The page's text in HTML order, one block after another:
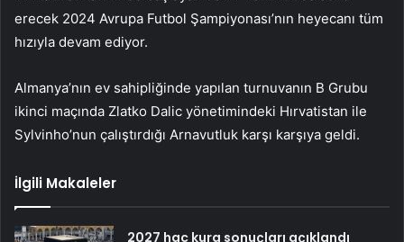
erecek 2024 Avrupa Futbol Şampiyonası’nın heyecanı tüm
hızıyla devam ediyor.
Almanya’nın ev sahipliğinde yapılan turnuvanın B Grubu
ikinci maçında Zlatko Dalic yönetimindeki Hırvatistan ile
Sylvinho’nun çalıştırdığı Arnavutluk karşı karşıya geldi.
İlgili Makaleler
2027 hac kura sonuçları açıklandı